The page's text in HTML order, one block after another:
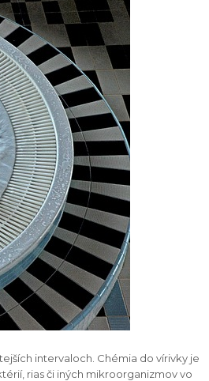
intervaloch. Chémia do vírivky je
rias či iných mikroorganizmov vo